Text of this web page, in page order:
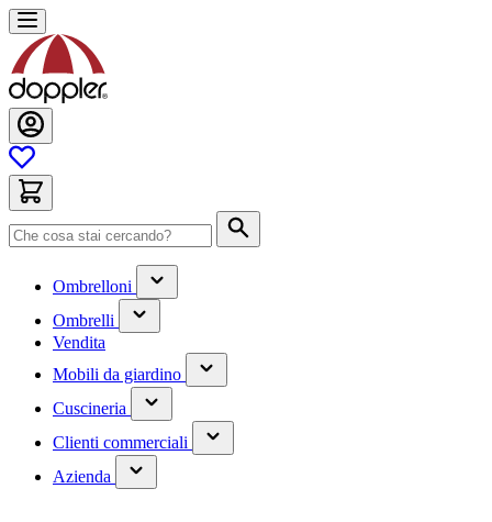
Salta
al
contenuto
Ombrelloni
(contiene
un
sottomenu)
Ombrelli
(contiene
un
Vendita
Mobili da giardino
(contiene
un
Cuscineria
(contiene
un
sottomenu)
Clienti commerciali
(has
submenu)
Azienda
(has
submenu)